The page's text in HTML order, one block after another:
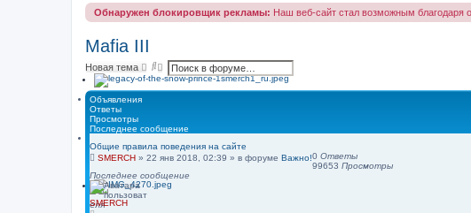
Обнаружен блокировщик рекламы: Наш веб-сайт стал возможным благодаря
Mafia III
Новая тема
П
о а
е
н
ы
п
Объявления
Ответы
Просмотры
Последнее сообщение
Общие правила поведения на сайте
SMERCH » 22 янв 2018, 02:39 » в форуме Важно!0 Ответы
99653 Просмотры
Последнее сообщение
SMERCH